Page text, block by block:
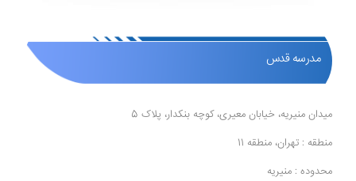
مدرسه قدس
میدان منیریه، خیابان معیری، کوچه بنکدار، پلاک 5
منطقه : تهران، منطقه 11
محدوده : منیریه